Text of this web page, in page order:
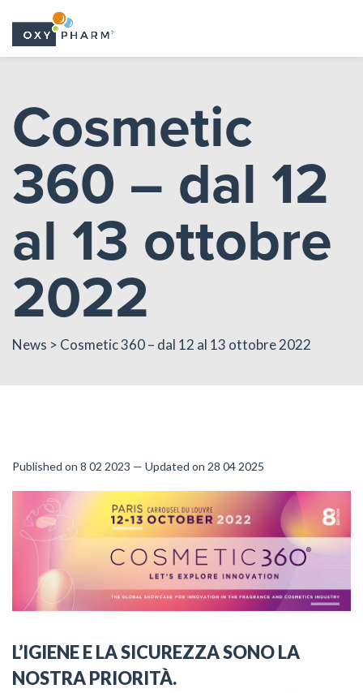
the
content
Cosmetic
360 – dal 12
al 13 ottobre
2022
News > Cosmetic 360 – dal 12 al 13 ottobre 2022
Published on 8 02 2023 — Updated on 28 04 2025
L’IGIENE E LA SICUREZZA SONO LA
NOSTRA PRIORITÀ.